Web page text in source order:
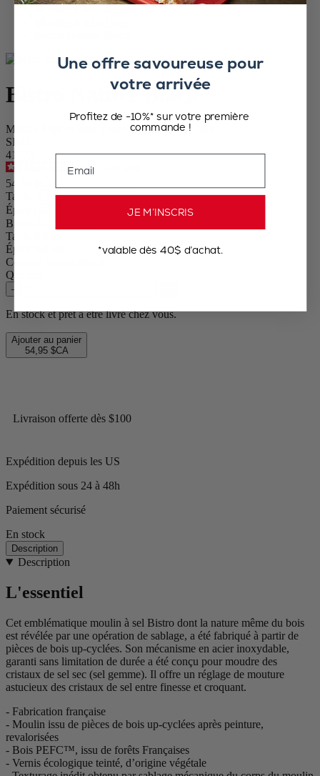
Bistro Nature Black
Moulin à sel en bois upcyclé, noir, 10 cm - 4in
SKU
41373
4.5/5
54,95 $CA
Taille
Épice
Bistro Nature Black
Taille
Épice
Couleur
Quantité
–
En stock et prêt à être livré chez vous.
Ajouter au panier
54,95 $CA
Livraison offerte dès $100
Expédition depuis les US
Expédition sous 24 à 48h
Paiement sécurisé
En stock
Description
Description
L'essentiel
Cet emblématique moulin à sel Bistro dont la nature même du bois
est révélée par une opération de sablage, a été fabriqué à partir de
pièces de bois up-cyclées. Son mécanisme en acier inoxydable,
garanti sans limitation de durée a été conçu pour moudre des
cristaux de sel sec (sel gemme). Il offre un réglage de mouture
astucieux des cristaux de sel entre finesse et croquant.
- Fabrication française
- Moulin issu de pièces de bois up-cyclées après peinture,
revalorisées
- Bois PEFC™, issu de forêts Françaises
- Vernis écologique teinté, d’origine végétale
Une offre savoureuse pour
votre arrivée
Profitez de -10%* sur votre première
commande !
JE M’INSCRIS
*valable dès 40$ d’achat.